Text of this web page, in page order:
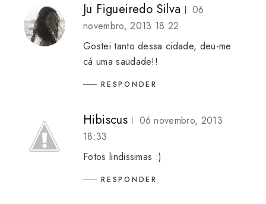
Ju Figueiredo Silva
06
novembro, 2013 18:22
Gostei tanto dessa cidade, deu-me
cá uma saudade!!
RESPONDER
Hibiscus
06 novembro, 2013
18:33
Fotos lindissimas :)
RESPONDER